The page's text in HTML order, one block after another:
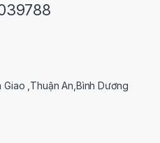
Giao ,Thuận An,Bình Dương